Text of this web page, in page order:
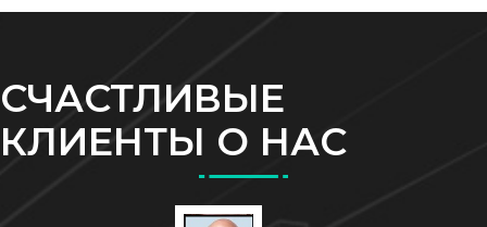
СЧАСТЛИВЫЕ
КЛИЕНТЫ О НАС